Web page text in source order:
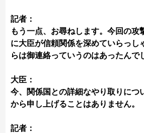
記者：
もう一点、お尋ねします。今回の攻
に大臣が信頼関係を深めていらっし
らは御連絡っていうのはあったんで
大臣：
今、関係国との詳細なやり取りにつ
から申し上げることはありません。
記者：